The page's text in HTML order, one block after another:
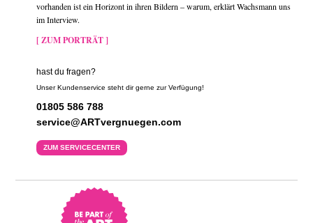
vorhanden ist ein Horizont in ihren Bildern – warum, erklärt Wachsmann uns
im Interview.
[ ZUM PORTRÄT ]
hast du fragen?
Unser Kundenservice steht dir gerne zur Verfügung!
01805 586 788
service@ARTvergnuegen.com
ZUM SERVICECENTER